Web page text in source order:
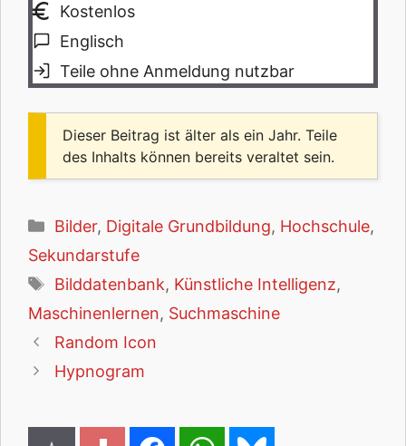
Kostenlos
Englisch
Teile ohne Anmeldung nutzbar
Dieser Beitrag ist älter als ein Jahr. Teile
des Inhalts können bereits veraltet sein.
Kategorien
Bilder, Digitale Grundbildung, Hochschule,
Sekundarstufe
Schlagwörter
Bilddatenbank, Künstliche Intelligenz,
Maschinenlernen, Suchmaschine
Random Icon
Hypnogram